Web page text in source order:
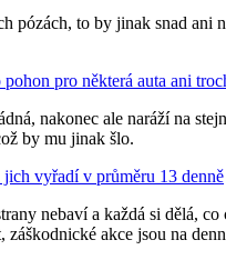
pózách, to by jinak snad
pro některá auta ani
nakonec ale naráží na
by mu jinak šlo.
vyřadí v průměru 13 denně
nebaví a každá si dělá,
akce jsou na